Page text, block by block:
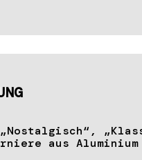
aus